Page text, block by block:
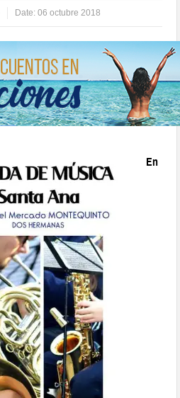
Date:06 octubre 2018
En